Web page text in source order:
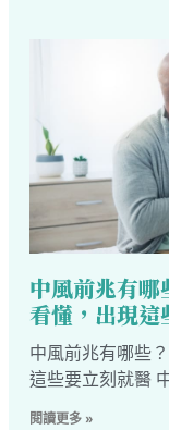
中風前兆有
看懂，出現
中風前兆有哪些
這些要立刻就醫
裡，像是突然頭
閱讀更多 »